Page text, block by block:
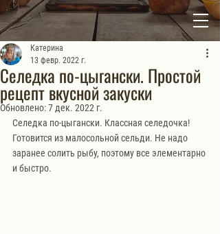
Селедка по-цыгански. Простой
рецепт вкусной закуски
Катерина
13 февр. 2022 г.
Обновлено:7 дек. 2022 г.
Селедка по-цыгански. Классная селедочка!
Готовится из малосольной сельди. Не надо
заранее солить рыбу, поэтому все элементарно
и быстро.